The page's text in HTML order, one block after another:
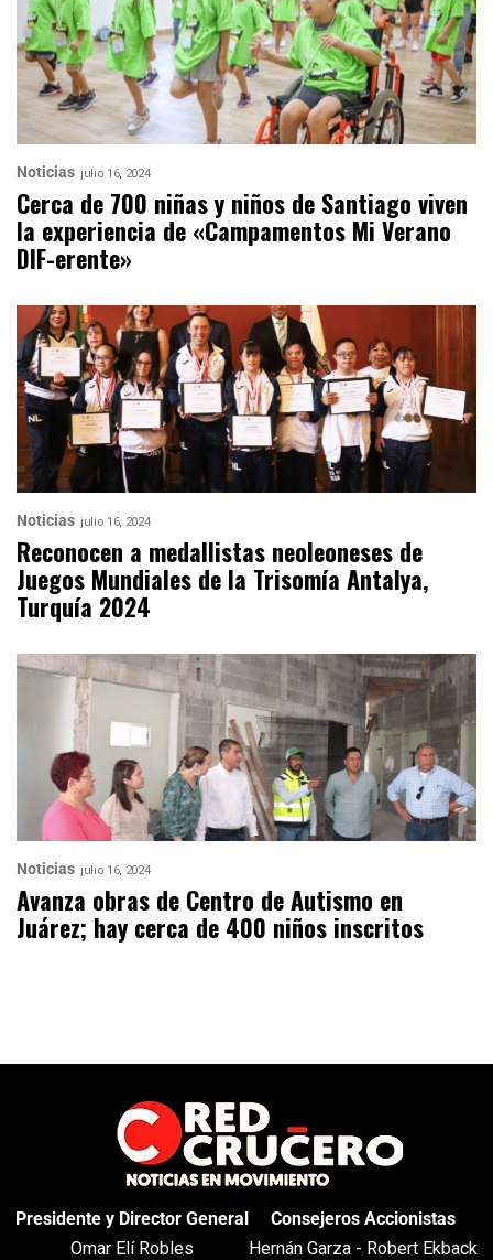
Noticias julio 16, 2024
Cerca de 700 niñas y niños de Santiago viven
la experiencia de «Campamentos Mi Verano
DIF-erente»
Noticias julio 16, 2024
Reconocen a medallistas neoleoneses de
Juegos Mundiales de la Trisomía Antalya,
Turquía 2024
Noticias julio 16, 2024
Avanza obras de Centro de Autismo en
Juárez; hay cerca de 400 niños inscritos
Presidente y Director General
Omar Elí Robles
Consejeros Accionistas
Hernán Garza - Robert Ekback